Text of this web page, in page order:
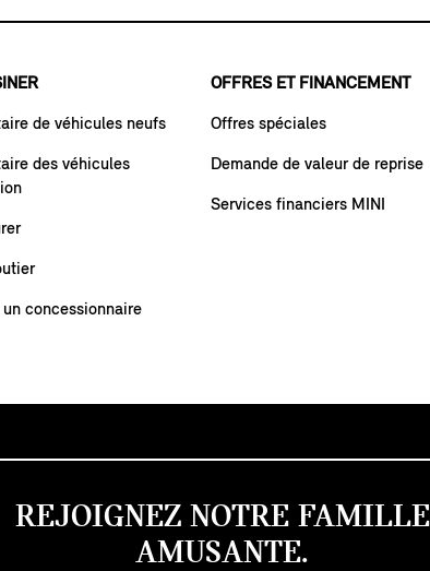
de véhicules neufs
des véhicules
un concessionnaire
OFFRES ET FINANCEMENT
Offres spéciales
Demande de valeur de reprise
Services financiers MINI
REJOIGNEZ NOTRE FAMILLE
AMUSANTE.